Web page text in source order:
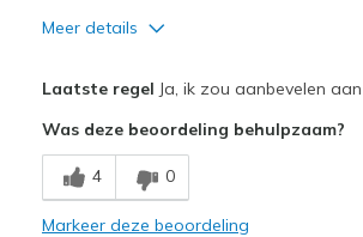
Meer details
Breathe Well
Comfortable
Laatste regel Ja, ik zou aanbevelen
Was deze beoordeling behulpzaam?
4 0
Markeer deze beoordeling